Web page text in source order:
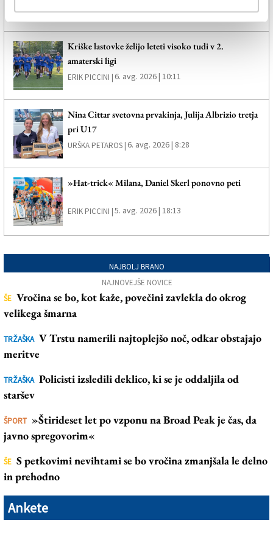
Kriške lastovke želijo leteti visoko tudi v 2.
amaterski ligi
ERIK PICCINI |6. avg. 2026 | 10:11
Nina Cittar svetovna prvakinja, Julija Albrizio tretja
pri U17
URŠKA PETAROS | 6. avg. 2026 | 8:28
»Hat-trick« Milana, Daniel Skerl ponovno peti
ERIK PICCINI |5. avg. 2026 | 18:13
NAJBOLJ BRANO
NAJNOVEJŠE NOVICE
ŠE Vročina se bo, kot kaže, povečini zavlekla do okrog
velikega šmarna
TRŽAŠKA V Trstu namerili najtoplejšo noč, odkar obstajajo
meritve
TRŽAŠKA Policisti izsledili deklico, ki se je oddaljila od
staršev
ŠPORT »Štirideset let po vzponu na Broad Peak je čas, da
javno spregovorim«
ŠE S petkovimi nevihtami se bo vročina zmanjšala le delno
in prehodno
Ankete